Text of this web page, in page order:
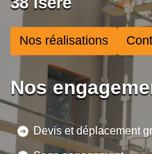
Nos réalisations
Nos
Devis et déplacement